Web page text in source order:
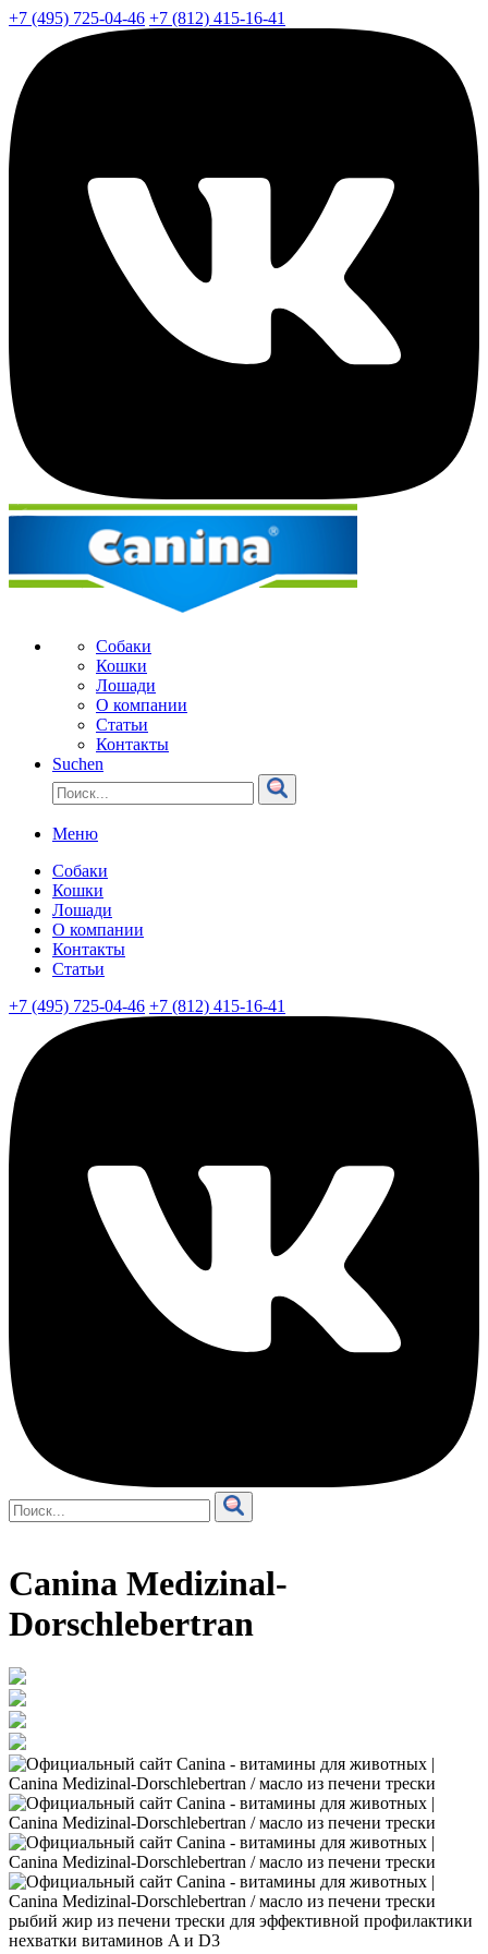
+7 (495) 725-04-46 +7 (812) 415-16-41
Собаки
Кошки
Лошади
О компании
Статьи
Контакты
Suchen
Меню
Собаки
Кошки
Лошади
О компании
Контакты
Статьи
+7 (495) 725-04-46 +7 (812) 415-16-41
Canina Medizinal-
Dorschlebertran
рыбий жир из печени трески для эффективной профилактики
нехватки витаминов A и D3